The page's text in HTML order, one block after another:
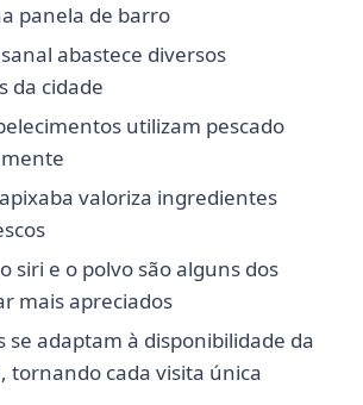
panela de barro
abastece diversos
da cidade
utilizam pescado
valoriza ingredientes
siri e o polvo são alguns dos
mais apreciados
se adaptam à disponibilidade da
tornando cada visita única